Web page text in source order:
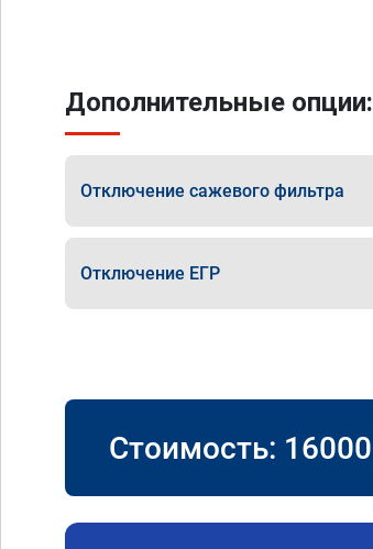
Дополнительные опции:
Отключение сажевого фильтра
Отключение ЕГР
Стоимость: 16000